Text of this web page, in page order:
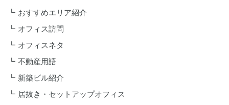
おすすめエリア紹介
オフィス訪問
オフィスネタ
不動産用語
新築ビル紹介
居抜き・セットアップオフィス